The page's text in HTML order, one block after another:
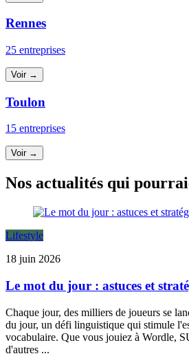
Rennes
25 entreprises
Voir →
Toulon
15 entreprises
Voir →
Nos actualités qui
Lifestyle
18 juin 2026
Le mot du jour : astuces et
Chaque jour, des milliers de joueurs se
du jour, un défi linguistique qui stimule
vocabulaire. Que vous jouiez à Wordle,
d'autres ...